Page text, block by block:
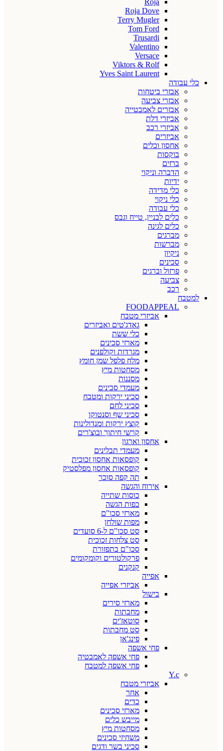
Roja
Roja Dove
Terry Mugler
Tom Ford
Trusardi
Valentino
Versace
Viktors & Rolf
Yves Saint Laurent
כלי עבודה
אבזרי ביטחות
אבזרי צביעה
אבזרים לאמבטייה
אביזרי דלת
אביזרי רכב
אביזרים
אחסון וכלים
בוקסות
ברזים
הדברה וניקוי
ידיות
כלי מדידה
כלי ניקוי
כלי עבודה
כלים לבניין, טייח וגבס
כלים לגינה
מברגים
מברשות
ניקיון
סכינים
פרזול וברגים
צביעה
רכב
למטבח
FOODAPPEAL
אביזרי מטבח
גאדג'טים ואביזרים
כלי ששת
מארזי סכינים
מגרדות וקולפנים
מלח פלפל שמן חומץ
מסחטות מיץ
מסננות
מעמדי סכינים
סכיני ירקות ומטבח
סכיני לחם
סכיני שף וסנטוקו
קוצץ ירקות ומנדולינות
קרשי חיתוך ובוצ'רים
אחסון וארגון
מעמדי תבלינים
קופסאות אחסון זכוכית
קופסאות אחסון מפלסטיק
תה קפה סוכר
אירוח והגשה
כוסות שתייה
כפות הגשה
מארזי סכו"ם
מפות שולחן
סט סכו"ם ל-6 סועדים
סט צלחות זכוכית
סכו"ם בתפזורת
פרקולטורים וקומקומים
קנקנים
אפייה
אביזרי אפייה
בישול
מארזי סירים
מחבתות
סוטאז'ים
סט מחבתות
פינג'אן
פחי אשפה
פחי אשפה לאמבטיה
פחי אשפה למטבח
Y.c
אביזרי מטבח
אחר
כדים
מארזי סכינים
מייבש כלים
מסחטות מיץ
משחיזי סכינים
סכיני בשר ודגים